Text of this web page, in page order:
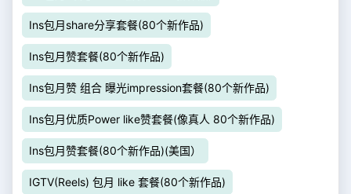
Ins包月share分享套餐(80个新作品)
Ins包月赞套餐(80个新作品)
Ins包月赞 组合 曝光impression套餐(80个新作品)
Ins包月优质Power like赞套餐(像真人 80个新作品)
Ins包月赞套餐(80个新作品)(美国）
IGTV(Reels) 包月 like 套餐(80个新作品)